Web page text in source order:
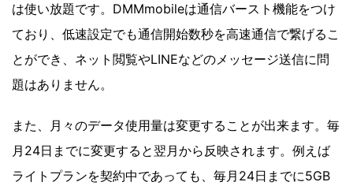
は使い放題です。DMMmobileは通信バースト機能をつけ
ており、低速設定でも通信開始数秒を高速通信で繋げるこ
とができ、ネット閲覧やLINEなどのメッセージ送信に問
題はありません。
また、月々のデータ使用量は変更することが出来ます。毎
月24日までに変更すると翌月から反映されます。例えば
ライトプランを契約中であっても、毎月24日までに5GB